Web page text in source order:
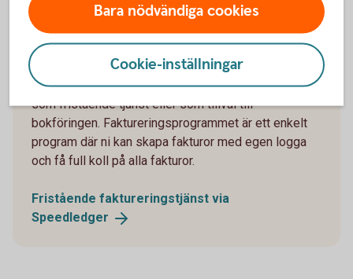
Faktureringstjänst i samarbete
med SpeedLedger
SpeedLedgers faktureringsprogram kan användas
som fristående tjänst eller som tillval till
bokföringen. Faktureringsprogrammet är ett enkelt
program där ni kan skapa fakturor med egen logga
och få full koll på alla fakturor.
Fristående faktureringstjänst via
Speedledger
Bara nödvändiga cookies
Cookie-inställningar